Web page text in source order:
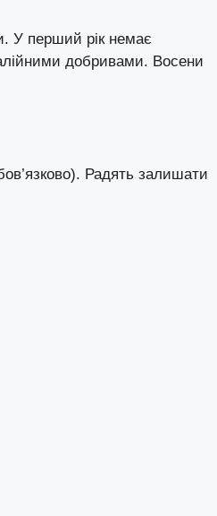
У перший рік немає
добривами. Восени
Радять залишати